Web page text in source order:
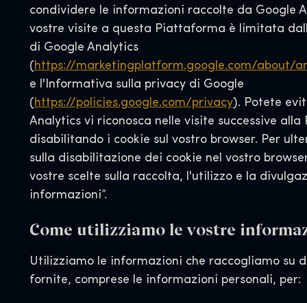
condividere le informazioni raccolte da Google
vostre visite a questa Piattaforma è limitata
di Google Analytics
(https://marketingplatform.google.com/about/
e l'Informativa sulla privacy di Google
(https://policies.google.com/privacy). Potete
Analytics vi riconosca nelle visite successive
disabilitando i cookie sul vostro browser. Per
sulla disabilitazione dei cookie nel vostro
vostre scelte sulla raccolta, l'utilizzo e la
informazioni”.
Come utilizziamo le vostre
Utilizziamo le informazioni che raccogliamo su
fornite, comprese le informazioni personali, per: